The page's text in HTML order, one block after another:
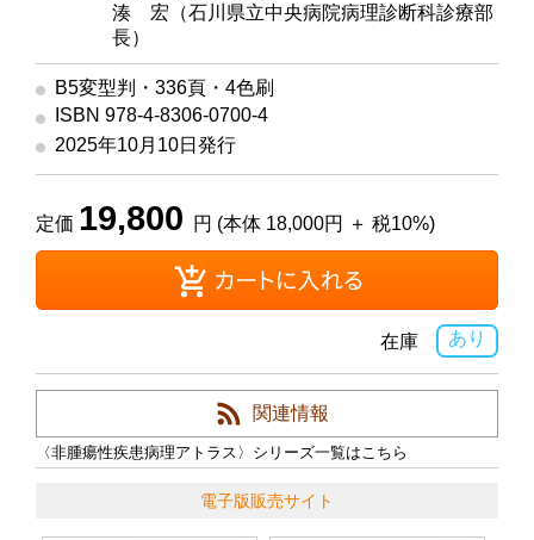
湊 宏（石川県立中央病院病理診断科診療部
長）
B5変型判・336頁・4色刷
ISBN 978-4-8306-0700-4
2025年10月10日発行
定価 19,800 円 (本体 18,000円 ＋ 税10%)
あり
在庫
関連情報
〈非腫瘍性疾患病理アトラス〉シリーズ一覧はこちら
電子版販売サイト